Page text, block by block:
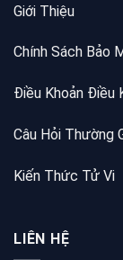
Giới Thiệu
Chính Sách Bảo
Điều Khoản Điều
Câu Hỏi Thường
Kiến Thức Tử Vi
LIÊN HỆ